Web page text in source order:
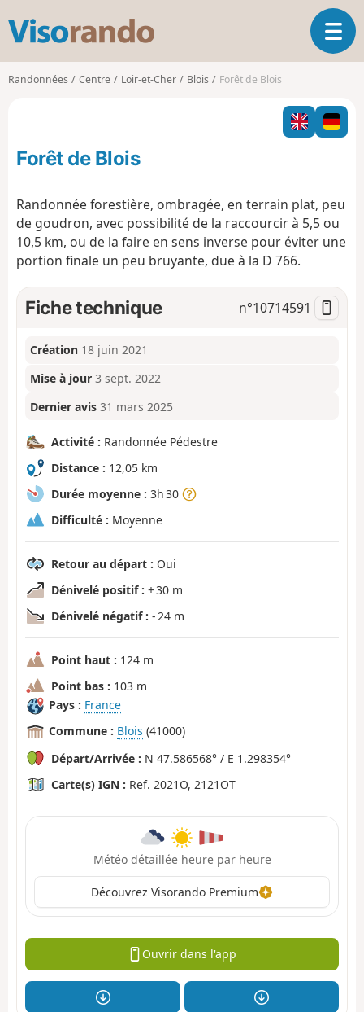
s
o
O
u
i
r
l
v
i
g
i
o
Randonnées Centre Loir-et-Cher Blois Forêt de Blois
Forêt de Blois
Randonnée forestière, ombragée, en terrain plat, peu
de goudron, avec possibilité de la raccourcir à 5,5 ou
10,5 km, ou de la faire en sens inverse pour éviter une
portion finale un peu bruyante, due à la D 766.
Fiche technique n°10714591
Création 18 juin 2021
Mise à jour 3 sept. 2022
Dernier avis 31 mars 2025
Activité : Randonnée Pédestre
Distance : 12,05 km
Durée moyenne : 3h 30
Difficulté : Moyenne
Retour au départ : Oui
Dénivelé positif : + 30 m
Dénivelé négatif : - 24 m
Point haut : 124 m
Point bas : 103 m
Pays : France
Commune : Blois (41000)
Départ/Arrivée : N 47.586568° / E 1.298354°
Carte(s) IGN : Ref. 2021O, 2121OT
Météo détaillée heure par heure
Découvrez Visorando Premium
Ouvrir dans l'app